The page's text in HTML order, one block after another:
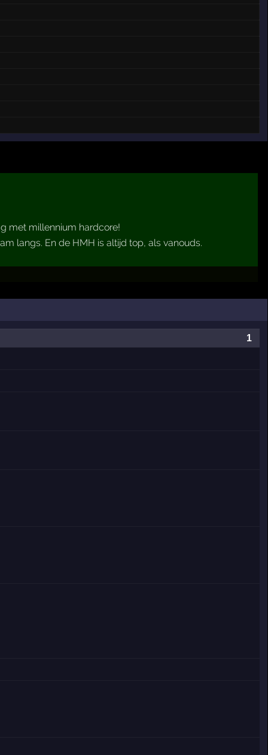
met millennium hardcore!
langs. En de HMH is altijd top, als vanouds.
1